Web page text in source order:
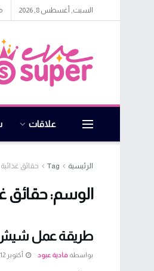
السبت, أغسطس 8, 2026
علاقات
الرئيسية Tag حقائق غذائية
الوسم:حقائق
طريقة عمل شيش
بواسطة فادية عبود أكتوبر 12, 2025